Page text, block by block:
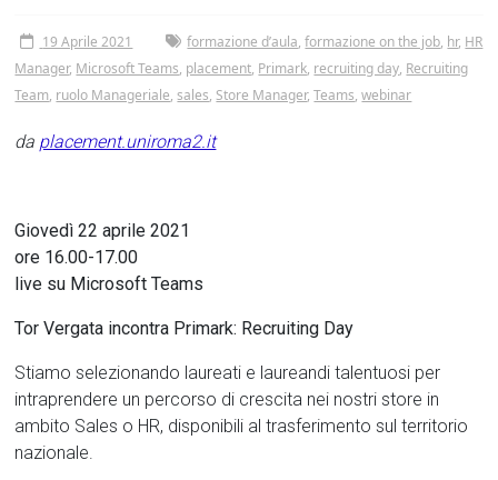
Tor
Vergata
19 Aprile 2021 formazione d’aula,formazione on the job, hr, HR
Manager, Microsoft Teams, placement, Primark, recruiting day, Recruiting
Team, ruolo Manageriale,sales, Store Manager,Teams,webinar
da placement.uniroma2.it
Giovedì 22 aprile 2021
ore 16.00-17.00
live su Microsoft Teams
Tor Vergata incontra Primark: Recruiting Day
Stiamo selezionando laureati e laureandi talentuosi per
intraprendere un percorso di crescita nei nostri store in
ambito Sales o HR, disponibili al trasferimento sul territorio
nazionale.